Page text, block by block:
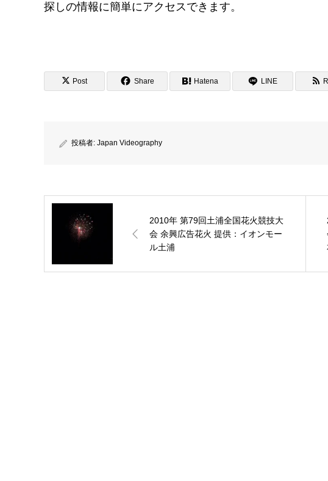
探しの情報に簡単にアクセスできます。
Post Share Hatena LINE
投稿者: Japan Videography
2010年 第79回土浦全国花火競技大
会 余興広告花火 提供：イオンモー
ル土浦